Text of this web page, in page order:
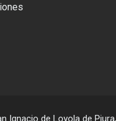
Ignacio de Loyola de